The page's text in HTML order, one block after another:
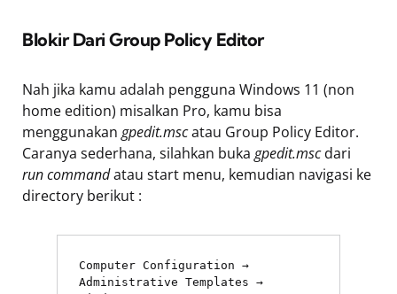
Blokir Dari Group Policy Editor
Nah jika kamu adalah pengguna Windows 11 (non
home edition) misalkan Pro, kamu bisa
menggunakan gpedit.mscatau Group Policy Editor.
Caranya sederhana, silahkan buka gpedit.mscdari
run commandatau start menu, kemudian navigasi ke
directory berikut :
Computer Configuration →
Administrative Templates →